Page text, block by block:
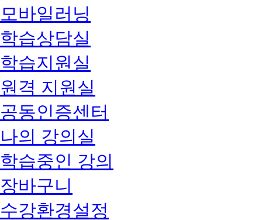
모바일러닝
학습상담실
학습지원실
원격 지원실
공동인증센터
나의 강의실
학습중인 강의
장바구니
수강환경설정